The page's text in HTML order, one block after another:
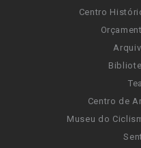
Centro
Centro de
Museu do